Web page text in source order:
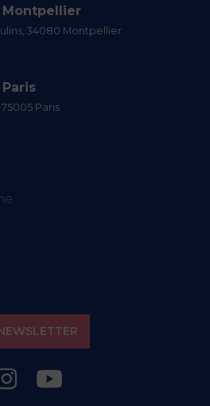
Montpellier
34080 Montpellier
Paris